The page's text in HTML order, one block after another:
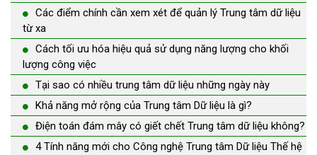
Các điểm chính cần xem xét để quản lý Trung tâm dữ liệu
từ xa
Cách tối ưu hóa hiệu quả sử dụng năng lượng cho khối
lượng công việc
Tại sao có nhiều trung tâm dữ liệu những ngày này
Khả năng mở rộng của Trung tâm Dữ liệu là gì?
Điện toán đám mây có giết chết Trung tâm dữ liệu không?
4 Tính năng mới cho Công nghệ Trung tâm Dữ liệu Thế hệ